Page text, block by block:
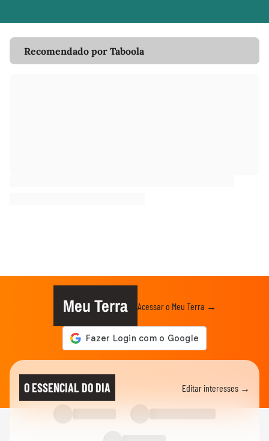
Recomendado por Taboola
Meu Terra Acessar o Meu Terra →
O ESSENCIAL DO DIA Editar interesses →